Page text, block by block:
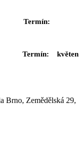
Termín:
Termín:květen
Brno, Zemědělská 29,